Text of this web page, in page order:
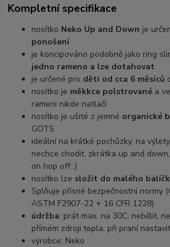
Kompletní specifikace
nosítko Neko Up and Down je
ponošení
je koncipováno podobně jako ring
jedno rameno a lze dotahovat
je určené pro děti od cca 6 měsíců
nosítko je měkkce polstrované a
rameni nikde natlačí
nosítko je ušité z jemné organické
GOTS
ideální na krátké pochůzky, na
nechce chodit, zkrátka up and
on hop off :)
nosítko lze složit do malého
Splňuje přísné bezpečnostní normy
ASTM F2907-22 + 16 CFR 1228)
údržba: prát max. na 30C, nebělit,
přímém zdroji tepla, při praní
výrobce: Neko